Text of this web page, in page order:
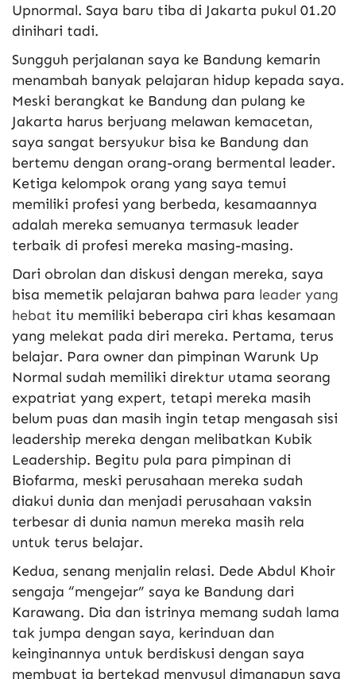
Upnormal. Saya baru tiba di Jakarta pukul 01.20
dinihari tadi.
Sungguh perjalanan saya ke Bandung kemarin
menambah banyak pelajaran hidup kepada saya.
Meski berangkat ke Bandung dan pulang ke
Jakarta harus berjuang melawan kemacetan,
saya sangat bersyukur bisa ke Bandung dan
bertemu dengan orang-orang bermental leader.
Ketiga kelompok orang yang saya temui
memiliki profesi yang berbeda, kesamaannya
adalah mereka semuanya termasuk leader
terbaik di profesi mereka masing-masing.
Dari obrolan dan diskusi dengan mereka, saya
bisa memetik pelajaran bahwa para leader yang
hebat itu memiliki beberapa ciri khas kesamaan
yang melekat pada diri mereka. Pertama, terus
belajar. Para owner dan pimpinan Warunk Up
Normal sudah memiliki direktur utama seorang
expatriat yang expert, tetapi mereka masih
belum puas dan masih ingin tetap mengasah sisi
leadership mereka dengan melibatkan Kubik
Leadership. Begitu pula para pimpinan di
Biofarma, meski perusahaan mereka sudah
diakui dunia dan menjadi perusahaan vaksin
terbesar di dunia namun mereka masih rela
untuk terus belajar.
Kedua, senang menjalin relasi. Dede Abdul Khoir
sengaja “mengejar” saya ke Bandung dari
Karawang. Dia dan istrinya memang sudah lama
tak jumpa dengan saya, kerinduan dan
keinginannya untuk berdiskusi dengan saya
membuat ia bertekad menyusul dimanapun saya